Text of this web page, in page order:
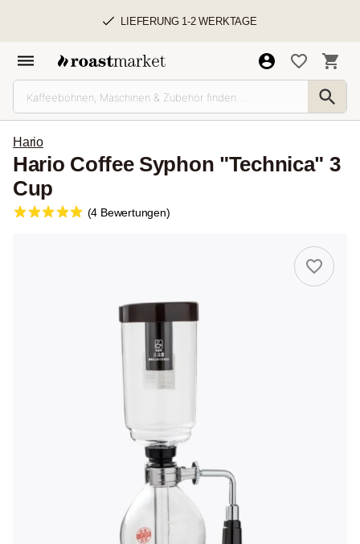
LIEFERUNG 1-2 WERKTAGE
Hario
Hario Coffee Syphon "Technica" 3
Cup
(4 Bewertungen)